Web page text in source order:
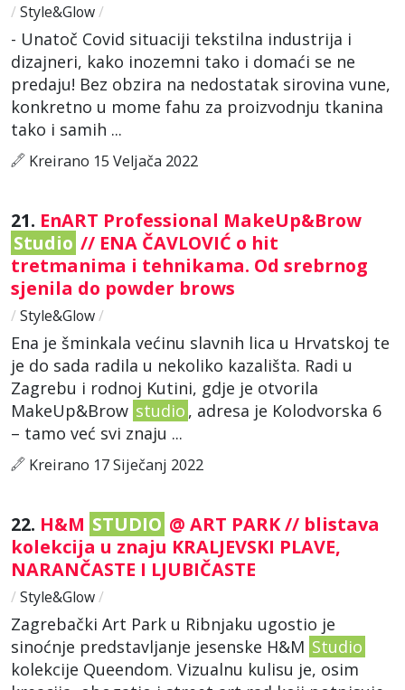
/ Style&Glow/
- Unatoč Covid situaciji tekstilna industrija i
dizajneri, kako inozemni tako i domaći se ne
predaju! Bez obzira na nedostatak sirovina vune,
konkretno u mome fahu za proizvodnju tkanina
tako i samih ...
Kreirano 15 Veljača 2022
21. EnART Professional MakeUp&Brow
Studio // ENA ČAVLOVIĆ o hit
tretmanima i tehnikama. Od srebrnog
sjenila do powder brows
/ Style&Glow/
Ena je šminkala većinu slavnih lica u Hrvatskoj te
je do sada radila u nekoliko kazališta. Radi u
Zagrebu i rodnoj Kutini, gdje je otvorila
MakeUp&Brow studio , adresa je Kolodvorska 6
– tamo već svi znaju ...
Kreirano 17 Siječanj 2022
22. H&M STUDIO @ ART PARK // blistava
kolekcija u znaju KRALJEVSKI PLAVE,
NARANČASTE I LJUBIČASTE
/ Style&Glow/
Zagrebački Art Park u Ribnjaku ugostio je
sinoćnje predstavljanje jesenske H&M Studio
kolekcije Queendom. Vizualnu kulisu je, osim